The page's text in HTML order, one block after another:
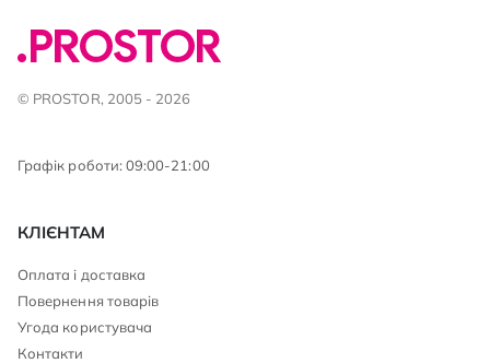
© PROSTOR, 2005 - 2026
Графік роботи: 09:00-21:00
КЛІЄНТАМ
Оплата і доставка
Повернення товарів
Угода користувача
Контакти